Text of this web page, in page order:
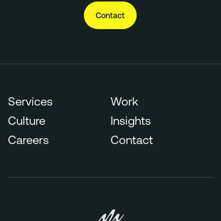
Contact
Services
Work
Culture
Insights
Careers
Contact